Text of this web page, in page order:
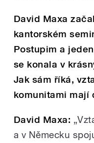
David Maxa
kantorském
Postupim a
se konala v
Jak sám říká,
komunitami mají
David Maxa:
a v Německu